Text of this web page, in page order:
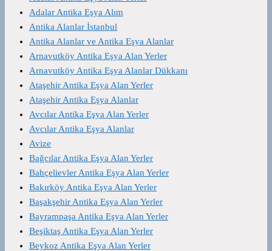
Adalar Antika Eşya Alım
Antika Alanlar İstanbul
Antika Alanlar ve Antika Eşya Alanlar
Arnavutköy Antika Eşya Alan Yerler
Arnavutköy Antika Eşya Alanlar Dükkanı
Ataşehir Antika Eşya Alan Yerler
Ataşehir Antika Eşya Alanlar
Avcılar Antika Eşya Alan Yerler
Avcılar Antika Eşya Alanlar
Avize
Bağcılar Antika Eşya Alan Yerler
Bahçelievler Antika Eşya Alan Yerler
Bakırköy Antika Eşya Alan Yerler
Başakşehir Antika Eşya Alan Yerler
Bayrampaşa Antika Eşya Alan Yerler
Beşiktaş Antika Eşya Alan Yerler
Beykoz Antika Eşya Alan Yerler